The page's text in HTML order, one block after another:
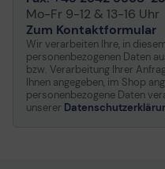
Mo-Fr 9-12 & 13-16 Uhr
Zum Kontaktformular
Wir verarbeiten Ihre, in
personenbezogenen Daten
bzw. Verarbeitung Ihrer
Ihnen angegeben, im Shop
personenbezogene Daten
unserer